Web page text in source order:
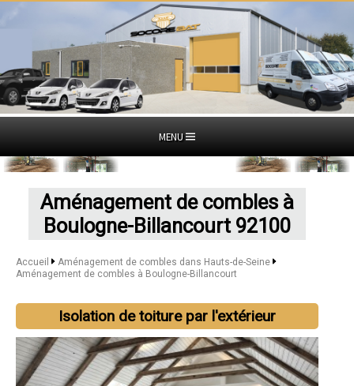
MENU
Aménagement de combles à
Boulogne-Billancourt 92100
Accueil
Aménagement de combles dans Hauts-de-Seine
Aménagement de combles à Boulogne-Billancourt
Isolation de toiture par l'extérieur